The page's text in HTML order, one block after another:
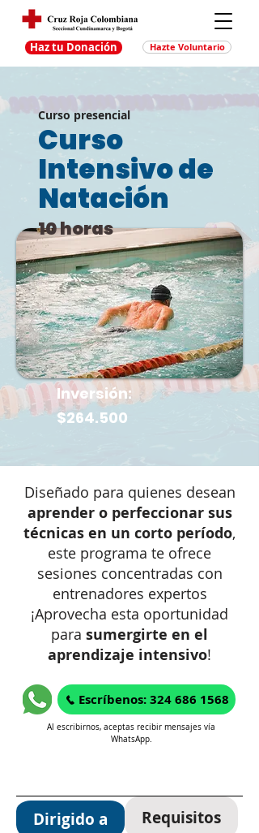
Haz tu Donación Hazte Voluntario
Inversión:
$264.500
Curso presencial
Curso
Intensivo de
Natación
10 horas
Diseñado para quienes desean
aprender o perfeccionar sus
técnicas en un corto período,
este programa te ofrece
sesiones concentradas con
entrenadores expertos
¡Aprovecha esta oportunidad
para sumergirte en el
aprendizaje intensivo!
Escríbenos: 324 686 1568
Al escribirnos, aceptas recibir mensajes vía
WhatsApp.
Dirigido a
Requisitos